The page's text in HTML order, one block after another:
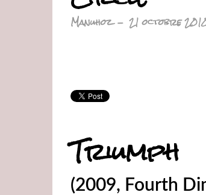
Manuhoz- 21 octobre
Triumph
(2009, Fourth